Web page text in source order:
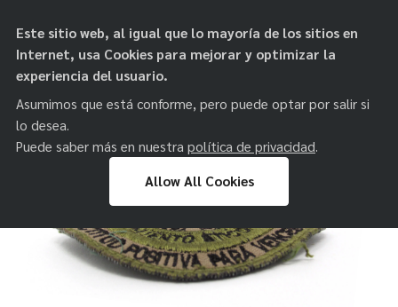
paz
Este sitio web, al igual que lo mayoría de los sitios en
Internet, usa Cookies para mejorar y optimizar la
experiencia del usuario.
Asumimos que está conforme, pero puede optar por salir si
lo desea.
Puede saber más en nuestra política de privacidad.
Allow All Cookies